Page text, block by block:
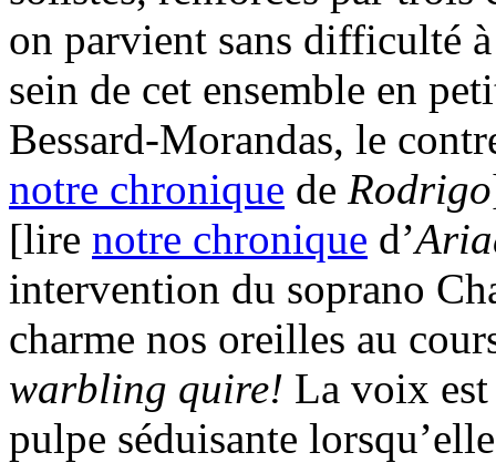
on parvient sans difficulté
sein de cet ensemble en
Bessard-Morandas, le
notre chronique de Rodrigo
[lire notre chronique d’
intervention du soprano
charme nos oreilles au
warbling quire! La voix est
pulpe séduisante